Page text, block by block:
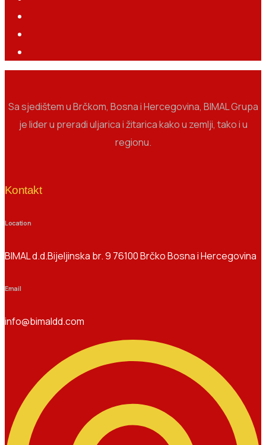
Sa sjedištem u Brčkom, Bosna i Hercegovina, BIMAL Grupa
je lider u preradi uljarica i žitarica kako u zemlji, tako i u
regionu.
Kontakt
Location
BIMAL d.d.Bijeljinska br. 9 76100 Brčko Bosna i Hercegovina
Email
info@bimaldd.com